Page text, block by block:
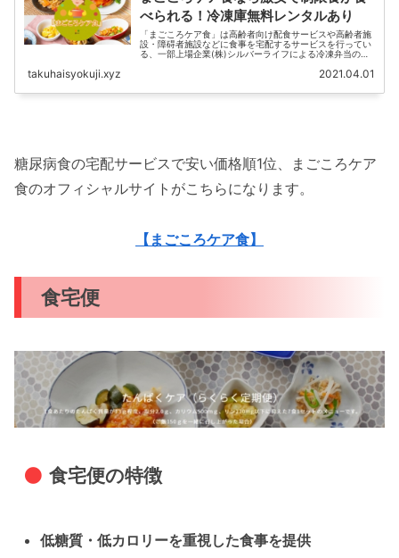
べられる！冷凍庫無料レンタルあり
「まごころケア食」は高齢者向け配食サービスや高齢者施
設・障碍者施設などに食事を宅配するサービスを行ってい
る、一部上場企業(株)シルバーライフによる冷凍弁当の個
takuhaisyokuji.xyz 2021.04.01
糖尿病食の宅配サービスで安い価格順1位、まごころケア
食のオフィシャルサイトがこちらになります。
【まごころケア食】
食宅便
食宅便の特徴
低糖質・低カロリーを重視した食事を提供